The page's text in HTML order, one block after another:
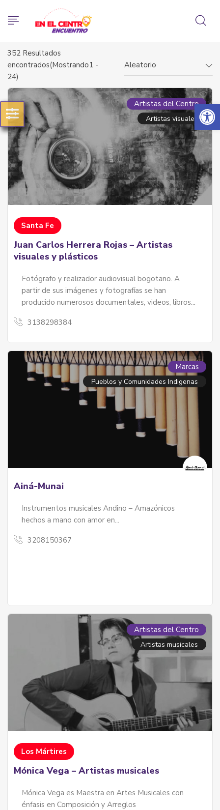
Abrir
y palenqueras - servicios
352 Resultados
encontrados(Mostrando1 -
24)
Aleatorio
Artistas del Centro
Artistas visuales
Santa Fe
Juan Carlos Herrera Rojas – Artistas
visuales y plásticos
Fotógrafo y realizador audiovisual bogotano. A
partir de sus imágenes y fotografías se han
producido numerosos documentales, videos, libros...
3138298384
Marcas
Pueblos y Comunidades Indigenas
Ainá-Munai
Instrumentos musicales Andino – Amazónicos
hechos a mano con amor en...
3208150367
Artistas del Centro
Artistas musicales
Los Mártires
Mónica Vega – Artistas musicales
Mónica Vega es Maestra en Artes Musicales con
énfasis en Composición y Arreglos